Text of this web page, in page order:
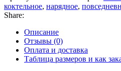
коктельное, нарядное,
Share:
Описание
Отзывы (0)
Оплата и доставка
Таблица размеров и как